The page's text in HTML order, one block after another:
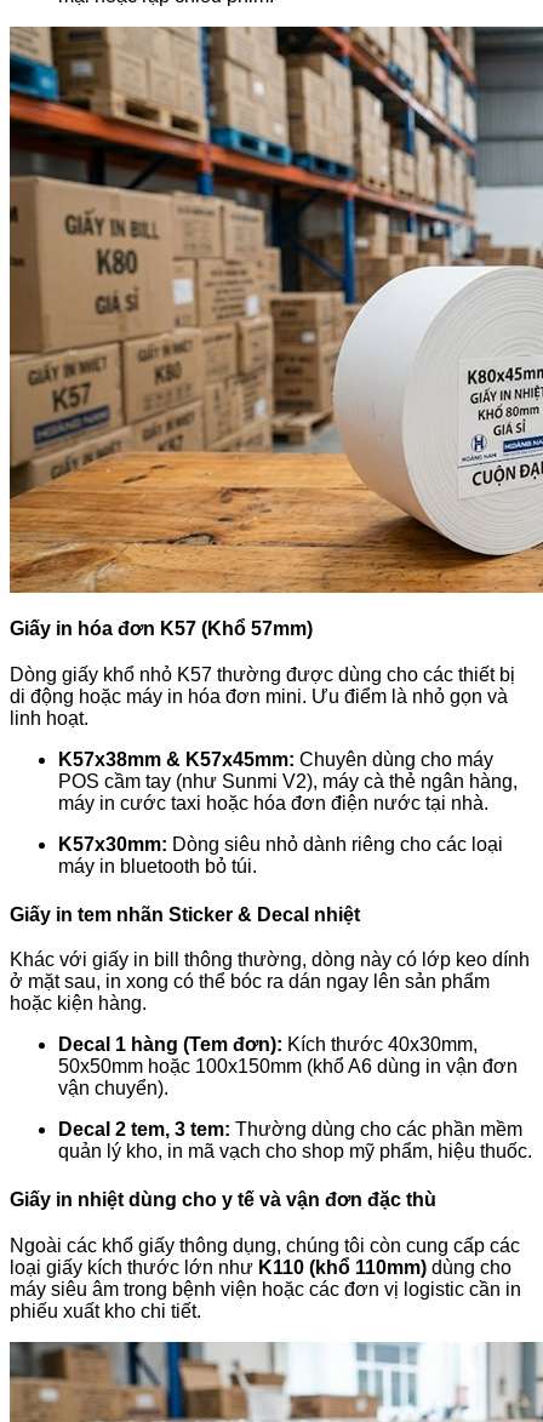
Giấy in hóa đơn K57 (Khổ 57mm)
Dòng giấy khổ nhỏ K57 thường được dùng cho các thiết bị
di động hoặc máy in hóa đơn mini. Ưu điểm là nhỏ gọn và
linh hoạt.
K57x38mm & K57x45mm: Chuyên dùng cho máy
POS cầm tay (như Sunmi V2), máy cà thẻ ngân hàng,
máy in cước taxi hoặc hóa đơn điện nước tại nhà.
K57x30mm: Dòng siêu nhỏ dành riêng cho các loại
máy in bluetooth bỏ túi.
Giấy in tem nhãn Sticker & Decal nhiệt
Khác với giấy in bill thông thường, dòng này có lớp keo dính
ở mặt sau, in xong có thể bóc ra dán ngay lên sản phẩm
hoặc kiện hàng.
Decal 1 hàng (Tem đơn): Kích thước 40x30mm,
50x50mm hoặc 100x150mm (khổ A6 dùng in vận đơn
vận chuyển).
Decal 2 tem, 3 tem: Thường dùng cho các phần mềm
quản lý kho, in mã vạch cho shop mỹ phẩm, hiệu thuốc.
Giấy in nhiệt dùng cho y tế và vận đơn đặc thù
Ngoài các khổ giấy thông dụng, chúng tôi còn cung cấp các
loại giấy kích thước lớn như K110 (khổ 110mm) dùng cho
máy siêu âm trong bệnh viện hoặc các đơn vị logistic cần in
phiếu xuất kho chi tiết.